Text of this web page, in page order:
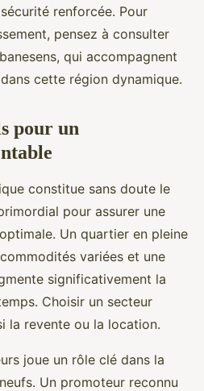
renforcée. Pour
pensez à consulter
qui accompagnent
cette région dynamique.
pour un
constitue sans doute le
pour assurer une
Un quartier en pleine
variées et une
significativement la
Choisir un secteur
la revente ou la location.
joue un rôle clé dans la
Un promoteur reconnu